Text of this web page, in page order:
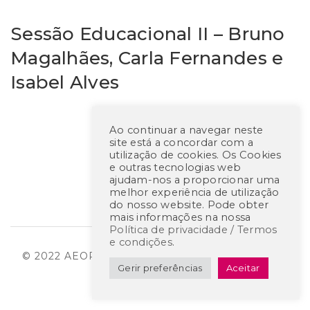
Sessão Educacional II – Bruno
Magalhães, Carla Fernandes e
Isabel Alves
© 2022 AEOP – CREATED BY RHP CONSULTING
Ao continuar a navegar neste
site está a concordar com a
utilização de cookies. Os Cookies
e outras tecnologias web
ajudam-nos a proporcionar uma
melhor experiência de utilização
do nosso website. Pode obter
mais informações na nossa
Política de privacidade / Termos
e condições.
Gerir preferências Aceitar